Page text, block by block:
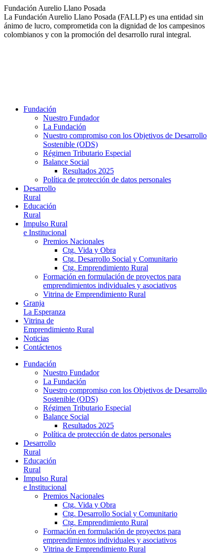
Saltar
al
contenido
Fundación Aurelio Llano Posada
La Fundación Aurelio Llano Posada (FALLP) es una entidad sin
ánimo de lucro, comprometida con la dignidad de los campesinos
colombianos y con la promoción del desarrollo rural integral.
Fundación
Nuestro Fundador
La Fundación
Nuestro compromiso con los Objetivos de Desarrollo
Sostenible (ODS)
Régimen Tributario Especial
Balance Social
Resultados 2025
Política de protección de datos personales
Desarrollo
Rural
Educación
Rural
Impulso Rural
e Institucional
Premios Nacionales
Ctg. Vida y Obra
Ctg. Desarrollo Social y Comunitario
Ctg. Emprendimiento Rural
Formación en formulación de proyectos para
emprendimientos individuales y asociativos
Vitrina de Emprendimiento Rural
Granja
La Esperanza
Vitrina de
Emprendimiento Rural
Noticias
Contáctenos
Fundación
Nuestro Fundador
La Fundación
Nuestro compromiso con los Objetivos de Desarrollo
Sostenible (ODS)
Régimen Tributario Especial
Balance Social
Resultados 2025
Política de protección de datos personales
Desarrollo
Rural
Educación
Rural
Impulso Rural
e Institucional
Premios Nacionales
Ctg. Vida y Obra
Ctg. Desarrollo Social y Comunitario
Ctg. Emprendimiento Rural
Formación en formulación de proyectos para
emprendimientos individuales y asociativos
Vitrina de Emprendimiento Rural